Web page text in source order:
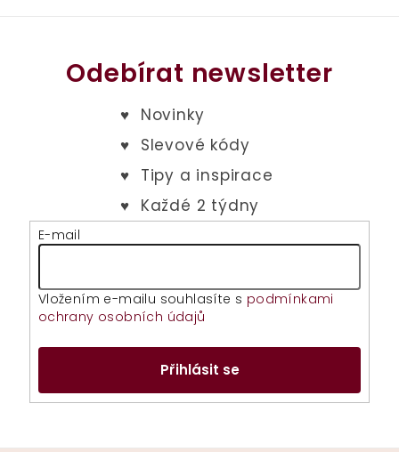
Odebírat newsletter
E-mail
Vložením e-mailu souhlasíte s podmínkami
ochrany osobních údajů
Přihlásit se